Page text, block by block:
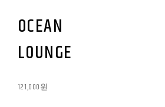
OCEAN
LOUNGE
121,000원